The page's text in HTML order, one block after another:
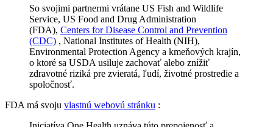
So svojimi partnermi vrátane US Fish and Wildlife
Service, US Food and Drug Administration
(FDA), Centers for Disease Control and Prevention
(CDC) , National Institutes of Health (NIH),
Environmental Protection Agency a kmeňových krajín,
o ktoré sa USDA usiluje zachovať alebo znížiť
zdravotné riziká pre zvieratá, ľudí, životné prostredie a
spoločnosť.
FDA má svoju vlastnú webovú stránku :